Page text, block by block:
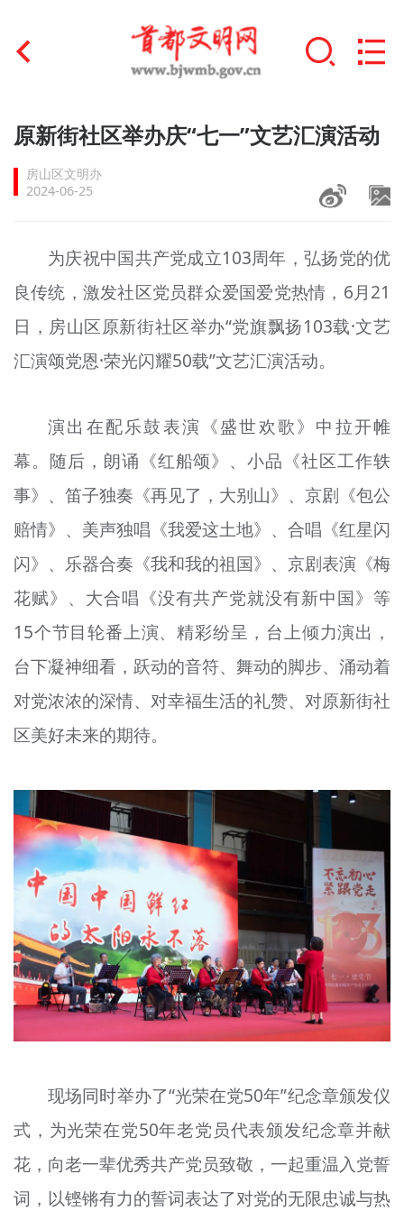
首页
文明创建
文明培育
+
未成年人思想道德建设
榜样人物
+
文明评论
北京宣传文化引导基金
宣传思想文化人才
专题
资料库
+
原新街社区举办庆“七一”文艺汇演活动
房山区文明办
2024-06-25
为庆祝中国共产党成立103周年，弘扬党的优
良传统，激发社区党员群众爱国爱党热情，6月21
日，房山区原新街社区举办“党旗飘扬103载·文艺
汇演颂党恩·荣光闪耀50载”文艺汇演活动。
演出在配乐鼓表演《盛世欢歌》中拉开帷
幕。随后，朗诵《红船颂》、小品《社区工作轶
事》、笛子独奏《再见了，大别山》、京剧《包公
赔情》、美声独唱《我爱这土地》、合唱《红星闪
闪》、乐器合奏《我和我的祖国》、京剧表演《梅
花赋》、大合唱《没有共产党就没有新中国》等
15个节目轮番上演、精彩纷呈，台上倾力演出，
台下凝神细看，跃动的音符、舞动的脚步、涌动着
对党浓浓的深情、对幸福生活的礼赞、对原新街社
区美好未来的期待。
现场同时举办了“光荣在党50年”纪念章颁发仪
式，为光荣在党50年老党员代表颁发纪念章并献
花，向老一辈优秀共产党员致敬，一起重温入党誓
词，以铿锵有力的誓词表达了对党的无限忠诚与热